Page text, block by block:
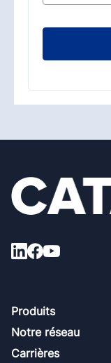
Footer
Produits
Notre réseau
Carrières